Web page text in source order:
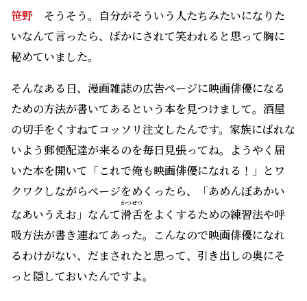
笹野 そうそう。自分がそういう人たちみたいになりた
いなんて言ったら、ばかにされて笑われると思って胸に
秘めていました。
そんなある日、漫画雑誌の広告ページに映画俳優になる
ための方法が書いてあるという本を見つけまして。酒屋
の切手をくすねてコッソリ注文したんです。家族にばれな
いよう郵便配達が来るのを毎日見張ってね。ようやく届
いた本を開いて「これで俺も映画俳優になれる！」とワ
クワクしながらページをめくったら、「あめんぼあかい
なあいうえお」なんて滑舌
かつぜつ
をよくするための練習法や呼
吸方法が書き連ねてあった。こんなので映画俳優になれ
るわけがない、だまされたと思って、引き出しの奥にそ
っと隠しておいたんですよ。